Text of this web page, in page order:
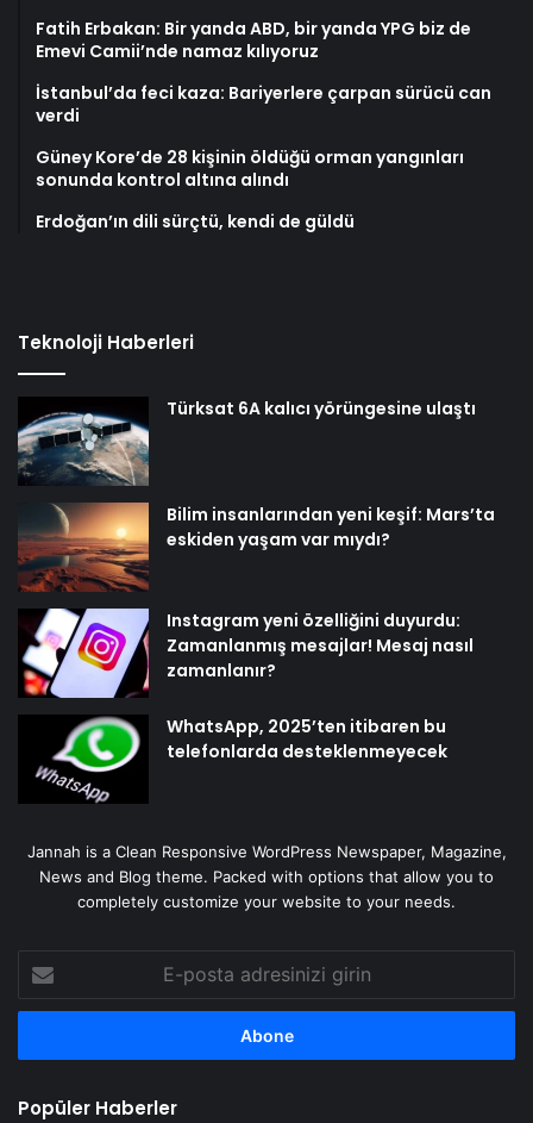
Fatih Erbakan: Bir yanda ABD, bir yanda YPG biz de
Emevi Camii’nde namaz kılıyoruz
İstanbul’da feci kaza: Bariyerlere çarpan sürücü can
verdi
Güney Kore’de 28 kişinin öldüğü orman yangınları
sonunda kontrol altına alındı
Erdoğan’ın dili sürçtü, kendi de güldü
Teknoloji Haberleri
Türksat 6A kalıcı yörüngesine ulaştı
Bilim insanlarından yeni keşif: Mars’ta
eskiden yaşam var mıydı?
Instagram yeni özelliğini duyurdu:
Zamanlanmış mesajlar! Mesaj nasıl
zamanlanır?
WhatsApp, 2025’ten itibaren bu
telefonlarda desteklenmeyecek
Jannah is a Clean Responsive WordPress Newspaper, Magazine,
News and Blog theme. Packed with options that allow you to
completely customize your website to your needs.
posta
adresinizi
Popüler Haberler